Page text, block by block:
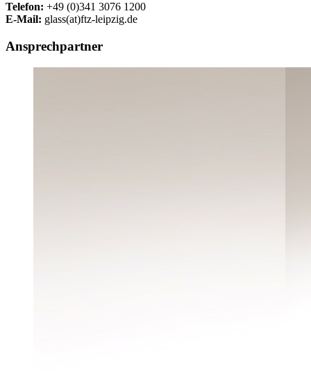
Telefon: +49 (0)341 3076 1200
E-Mail: glass(at)ftz-leipzig.de
Ansprechpartner